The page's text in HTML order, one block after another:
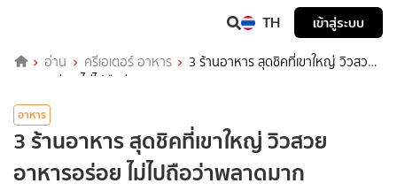
TH เข้าสู่ระบบ
อ่าน ครีเอเตอร์ อาหาร
3 ร้านอาหาร สุดชิคที่เขาใหญ่ วิวสวย
อาหารอร่อย ไม่ไปถือว่าพลาดมาก
อาหาร
3 ร้านอาหาร สุดชิคที่เขาใหญ่ วิวสวย
อาหารอร่อย ไม่ไปถือว่าพลาดมาก